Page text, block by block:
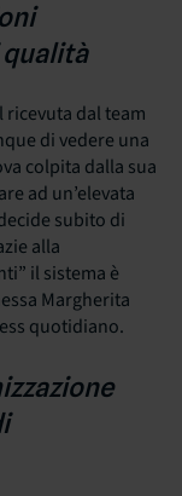
ricevuta dal team
di vedere una
colpita dalla sua
ad un’elevata
subito di
alla
il sistema è
Margherita
quotidiano.